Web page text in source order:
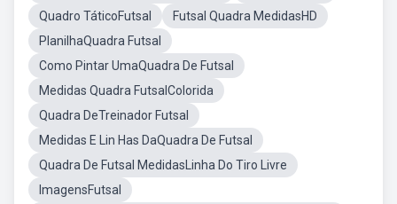
Quadro TáticoFutsal
Futsal Quadra MedidasHD
PlanilhaQuadra Futsal
Como Pintar UmaQuadra De Futsal
Medidas Quadra FutsalColorida
Quadra DeTreinador Futsal
Medidas E Lin Has DaQuadra De Futsal
Quadra De Futsal MedidasLinha Do Tiro Livre
ImagensFutsal